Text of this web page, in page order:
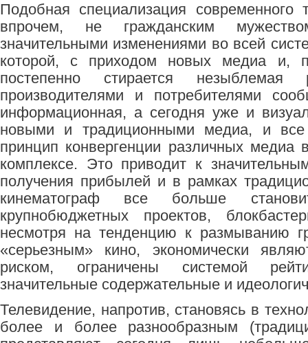
Подобная специализация современного
впрочем, не гражданским
значительными изменениями во всей
которой, с приходом новых медиа и,
постепенно стирается
производителями и потребителями
информационная, а сегодня уже и
новыми и традиционными медиа, и
принцип конвергенции различных медиа
комплексе. Это приводит к
получения прибылей и в рамках
кинематограф все больше
крупнобюджетных проектов,
несмотря на тенденцию к размыванию
«серьезным» кино, экономически
риском, ограничены системой
значительные содержательные и
Телевидение, напротив, становясь в
более и более разнообразным